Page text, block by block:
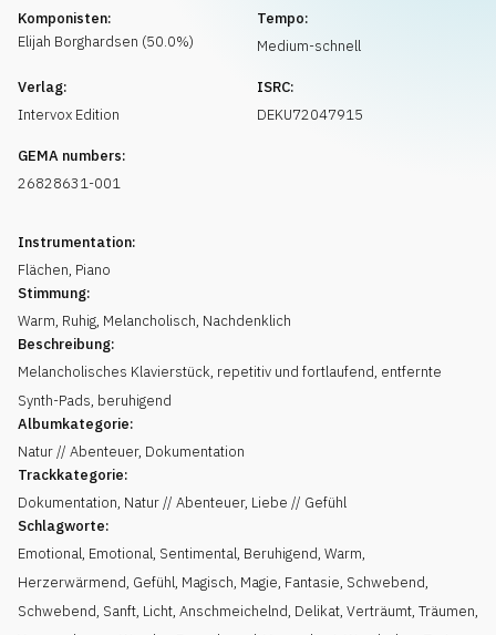
Komponisten:
Elijah Borghardsen (50.0%)
Tempo:
Medium-schnell
Verlag:
Intervox Edition
ISRC:
DEKU72047915
GEMA numbers:
26828631-001
Instrumentation:
Flächen, Piano
Stimmung:
Warm, Ruhig, Melancholisch, Nachdenklich
Beschreibung:
Melancholisches Klavierstück, repetitiv und fortlaufend, entfernte
Synth-Pads, beruhigend
Albumkategorie:
Natur // Abenteuer, Dokumentation
Trackkategorie:
Dokumentation, Natur // Abenteuer, Liebe // Gefühl
Schlagworte:
Emotional, Emotional, Sentimental, Beruhigend, Warm,
Herzerwärmend, Gefühl, Magisch, Magie, Fantasie, Schwebend,
Schwebend, Sanft, Licht, Anschmeichelnd, Delikat, Verträumt, Träumen,